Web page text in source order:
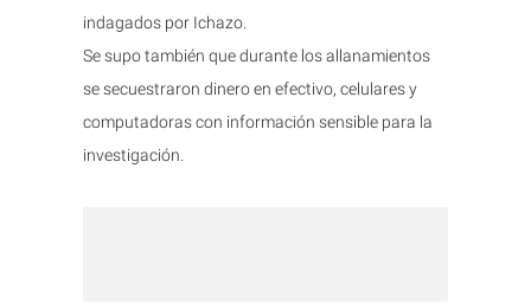
indagados por Ichazo.
Se supo también que durante los allanamientos
se secuestraron dinero en efectivo, celulares y
computadoras con información sensible para la
investigación.